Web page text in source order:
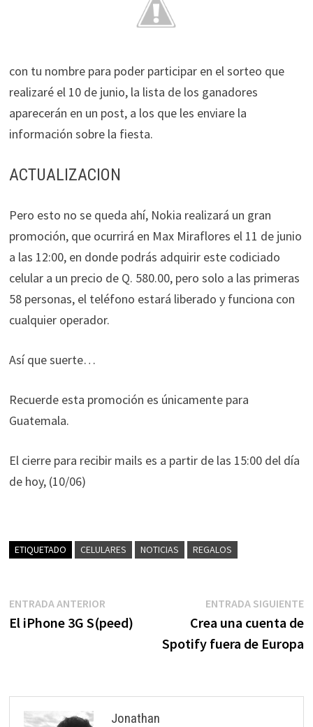
con tu nombre para poder participar en el sorteo que
realizaré el 10 de junio, la lista de los ganadores
aparecerán en un post, a los que les enviare la
información sobre la fiesta.
ACTUALIZACION
Pero esto no se queda ahí, Nokia realizará un gran
promoción, que ocurrirá en Max Miraflores el 11 de junio
a las 12:00, en donde podrás adquirir este codiciado
celular a un precio de Q. 580.00, pero solo a las primeras
58 personas, el teléfono estará liberado y funciona con
cualquier operador.
Así que suerte…
Recuerde esta promoción es únicamente para
Guatemala.
El cierre para recibir mails es a partir de las 15:00 del día
de hoy, (10/06)
ETIQUETADO CELULARES NOTICIAS REGALOS
Navegación
de
ENTRADA ANTERIOREntrada
anterior:
El iPhone 3G S(peed)
ENTRADA SIGUIENTE
Crea una cuenta de
Spotify fuera de Europa
Jonathan